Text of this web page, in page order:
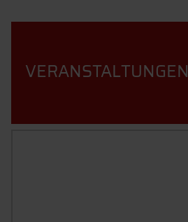
VERANSTALTUNGEN